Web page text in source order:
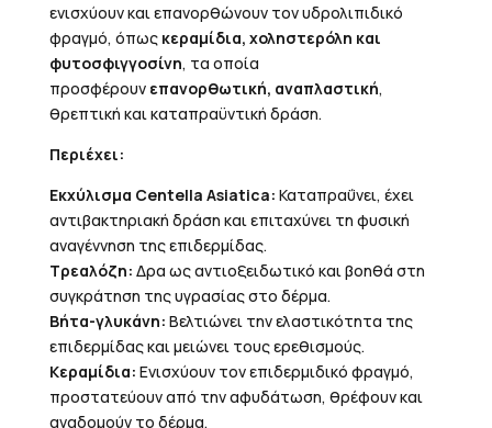
ενισχύουν και επανορθώνουν τον υδρολιπιδικό
φραγμό, όπως κεραμίδια, χοληστερόλη και
φυτοσφιγγοσίνη, τα οποία
προσφέρουν επανορθωτική, αναπλαστική,
θρεπτική και καταπραϋντική δράση.
Περιέχει:
Εκχύλισμα Centella Asiatica: Καταπραΰνει, έχει
αντιβακτηριακή δράση και επιταχύνει τη φυσική
αναγέννηση της επιδερμίδας.
Τρεαλόζη: Δρα ως αντιοξειδωτικό και βοηθά στη
συγκράτηση της υγρασίας στο δέρμα.
Βήτα-γλυκάνη: Βελτιώνει την ελαστικότητα της
επιδερμίδας και μειώνει τους ερεθισμούς.
Κεραμίδια: Ενισχύουν τον επιδερμιδικό φραγμό,
προστατεύουν από την αφυδάτωση, θρέφουν και
αναδομούν το δέρμα.